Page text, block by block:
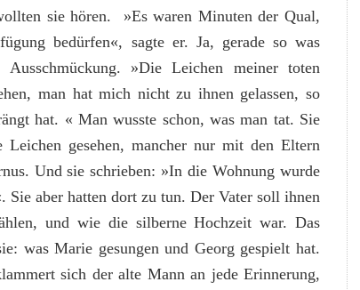
sie hören. »Es waren Minuten der Qual,
bedürfen«, sagte er. Ja, gerade so was
»Die Leichen meiner toten
man hat mich nicht zu ihnen gelassen, so
hat. « Man wusste schon, was man tat. Sie
Leichen gesehen, mancher nur mit den Eltern
Und sie schrieben: »In die Wohnung wurde
Sie aber hatten dort zu tun. Der Vater soll ihnen
und wie die silberne Hochzeit war. Das
was Marie gesungen und Georg gespielt hat.
sich der alte Mann an jede Erinnerung,